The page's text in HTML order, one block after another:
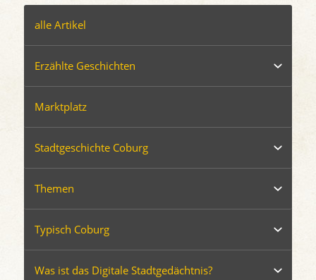
alle Artikel
Erzählte Geschichten
Marktplatz
Stadtgeschichte Coburg
Themen
Typisch Coburg
Was ist das Digitale Stadtgedächtnis?